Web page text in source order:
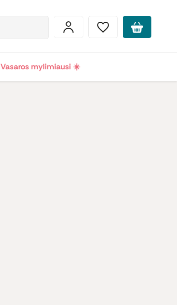
Vasaros mylimiausi ☀️